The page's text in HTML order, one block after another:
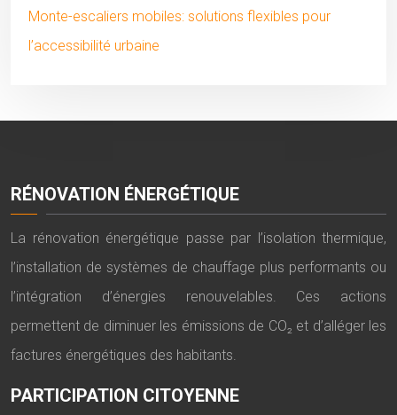
Monte-escaliers mobiles: solutions flexibles pour
l’accessibilité urbaine
RÉNOVATION ÉNERGÉTIQUE
La rénovation énergétique passe par l’isolation thermique,
l’installation de systèmes de chauffage plus performants ou
l’intégration d’énergies renouvelables. Ces actions
permettent de diminuer les émissions de CO₂ et d’alléger les
factures énergétiques des habitants.
PARTICIPATION CITOYENNE